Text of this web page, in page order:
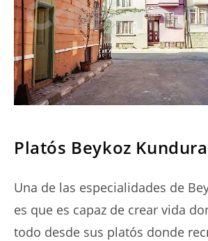
Platós Beykoz Kundura
Una de las especialidades de
es que es capaz de crear vida
todo desde sus platós donde